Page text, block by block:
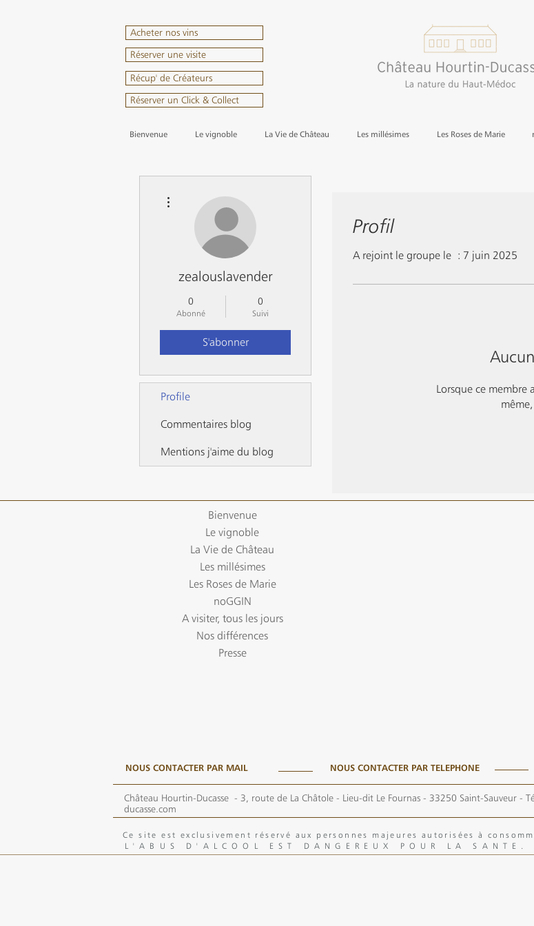
Acheter nos vins
Réserver une visite
Récup' de Créateurs
Réserver un Click & Collect
Bienvenue Le vignoble La Vie de Château Les millésimes Les Roses de Marie
Profil
A rejoint le groupe le : 7 juin 2025
Lorsque ce membre
zealouslavender
0
Abonné
0
Suivi
S'abonner
Profile
Commentaires blog
Mentions j'aime du blog
Bienvenue
Le vignoble
La Vie de Château
Les millésimes
Les Roses de Marie
noGGIN
A visiter, tous les jours
Nos différences
Presse
NOUS CONTACTER PAR MAIL NOUS CONTACTER PAR TELEPHONE
Château Hourtin-Ducasse - 3, route de La Châtole - Lieu-dit Le Fournas - 33250 Saint-Sauveur -
ducasse.com
Ce site est exclusivement réservé aux personnes majeures autorisées à
L'ABUS D'ALCOOL EST DANGEREUX POUR LA SANTE.